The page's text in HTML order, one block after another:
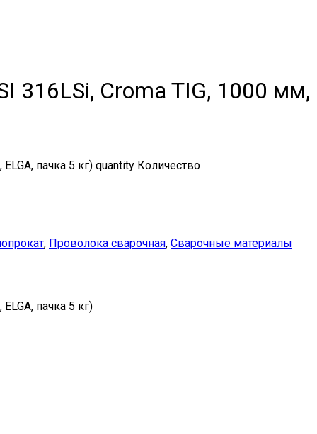
316LSi, Croma TIG, 1000 мм,
пачка 5 кг) quantity Количество
, Проволока сварочная, Сварочные материалы
пачка 5 кг)